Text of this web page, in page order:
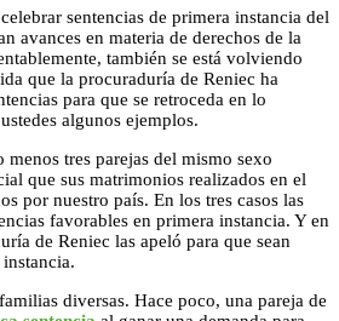
sentencias de primera instancia del
avances en materia de derechos de la
también se está volviendo
que la procuraduría de Reniec ha
para que se retroceda en lo
algunos ejemplos.
tres parejas del mismo sexo
que sus matrimonios realizados en el
por nuestro país. En los tres casos las
favorables en primera instancia. Y en
de Reniec las apeló para que sean
diversas. Hace poco, una pareja de